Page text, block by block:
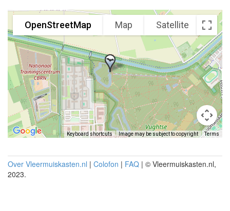
OpenStreetMap Map Satellite
Keyboard shortcuts Image may be subject to copyright Terms
Over Vleermuiskasten.nl | Colofon | FAQ | © Vleermuiskasten.nl,
2023.